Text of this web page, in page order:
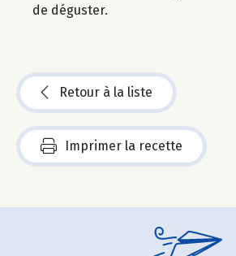
de déguster.
Retour à la liste
Imprimer la recette